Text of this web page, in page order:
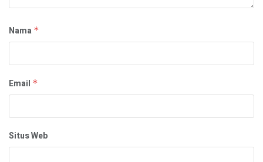
Nama *
Email *
Situs Web